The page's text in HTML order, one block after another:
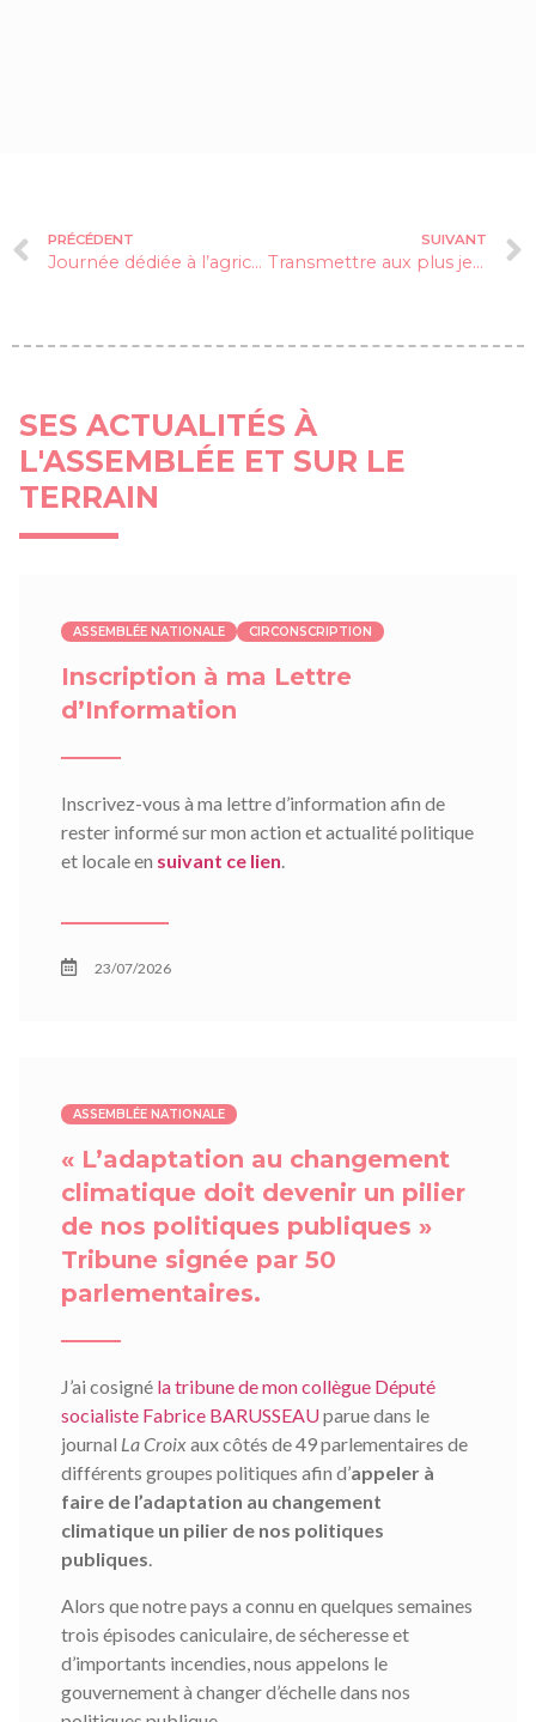
PRÉCÉDENT
Journée dédiée à l’agriculture de montagne
SUIVANT
Transmettre aux plus jeunes
SES ACTUALITÉS À
L'ASSEMBLÉE ET SUR LE
TERRAIN
ASSEMBLÉE NATIONALE CIRCONSCRIPTION
Inscription à ma Lettre
d’Information
Inscrivez-vous à ma lettre d’information afin de
rester informé sur mon action et actualité politique
et locale en suivant ce lien.
23/07/2026
ASSEMBLÉE NATIONALE
« L’adaptation au changement
climatique doit devenir un pilier
de nos politiques publiques »
Tribune signée par 50
parlementaires.
J’ai cosigné la tribune de mon collègue Député
socialiste Fabrice BARUSSEAUparue dans le
journal La Croixaux côtés de 49 parlementaires de
différents groupes politiques afin d’appeler à
faire de l’adaptation au changement
climatique un pilier de nos politiques
publiques.
Alors que notre pays a connu en quelques semaines
trois épisodes caniculaire, de sécheresse et
d’importants incendies, nous appelons le
gouvernement à changer d’échelle dans nos